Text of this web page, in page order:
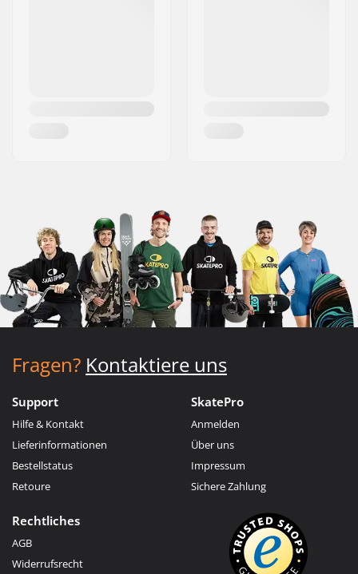
Fragen? Kontaktiere uns
Support
Hilfe & Kontakt
Lieferinformationen
Bestellstatus
Retoure
SkatePro
Anmelden
Über uns
Impressum
Sichere Zahlung
Rechtliches
AGB
Widerrufsrecht